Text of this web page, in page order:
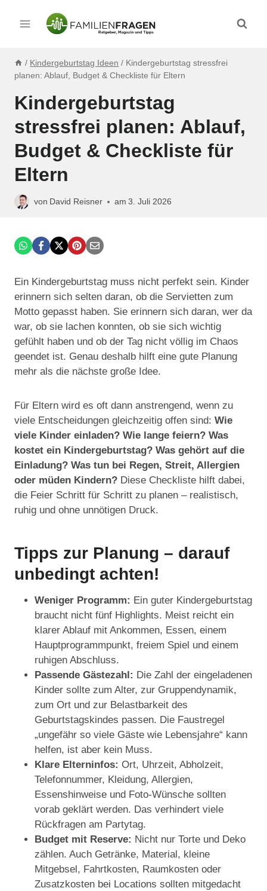
Inhalt
/ Kindergeburtstag Ideen / Kindergeburtstag stressfrei
planen: Ablauf, Budget & Checkliste für Eltern
Kindergeburtstag
stressfrei planen: Ablauf,
Budget & Checkliste für
Eltern
von David Reisner am 3. Juli 2026
Ein Kindergeburtstag muss nicht perfekt sein. Kinder
erinnern sich selten daran, ob die Servietten zum
Motto gepasst haben. Sie erinnern sich daran, wer da
war, ob sie lachen konnten, ob sie sich wichtig
gefühlt haben und ob der Tag nicht völlig im Chaos
geendet ist. Genau deshalb hilft eine gute Planung
mehr als die nächste große Idee.
Für Eltern wird es oft dann anstrengend, wenn zu
viele Entscheidungen gleichzeitig offen sind: Wie
viele Kinder einladen? Wie lange feiern? Was
kostet ein Kindergeburtstag? Was gehört auf die
Einladung? Was tun bei Regen, Streit, Allergien
oder müden Kindern? Diese Checkliste hilft dabei,
die Feier Schritt für Schritt zu planen – realistisch,
ruhig und ohne unnötigen Druck.
Tipps zur Planung – darauf
unbedingt achten!
Weniger Programm: Ein guter Kindergeburtstag
braucht nicht fünf Highlights. Meist reicht ein
klarer Ablauf mit Ankommen, Essen, einem
Hauptprogrammpunkt, freiem Spiel und einem
ruhigen Abschluss.
Passende Gästezahl: Die Zahl der eingeladenen
Kinder sollte zum Alter, zur Gruppendynamik,
zum Ort und zur Belastbarkeit des
Geburtstagskindes passen. Die Faustregel
„ungefähr so viele Gäste wie Lebensjahre“ kann
helfen, ist aber kein Muss.
Klare Elterninfos: Ort, Uhrzeit, Abholzeit,
Telefonnummer, Kleidung, Allergien,
Essenshinweise und Foto-Wünsche sollten
vorab geklärt werden. Das verhindert viele
Rückfragen am Partytag.
Budget mit Reserve: Nicht nur Torte und Deko
zählen. Auch Getränke, Material, kleine
Mitgebsel, Fahrtkosten, Raumkosten oder
Zusatzkosten bei Locations sollten mitgedacht